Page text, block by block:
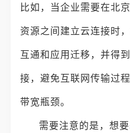
比如，当企业需要在北
资源之间建立云连接时
互通和应用迁移，并得
接，避免互联网传输过
带宽瓶颈。
需要注意的是，想